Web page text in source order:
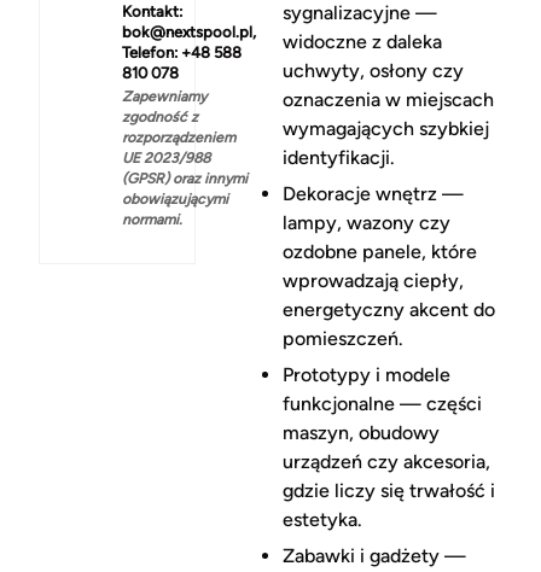
Kontakt:
bok@nextspool.pl,
Telefon: +48 588
810 078
Zapewniamy
zgodność z
rozporządzeniem
UE 2023/988
(GPSR) oraz innymi
obowiązującymi
normami.
sygnalizacyjne —
widoczne z daleka
uchwyty, osłony czy
oznaczenia w miejscach
wymagających szybkiej
identyfikacji.
Dekoracje wnętrz —
lampy, wazony czy
ozdobne panele, które
wprowadzają ciepły,
energetyczny akcent do
pomieszczeń.
Prototypy i modele
funkcjonalne — części
maszyn, obudowy
urządzeń czy akcesoria,
gdzie liczy się trwałość i
estetyka.
Zabawki i gadżety —